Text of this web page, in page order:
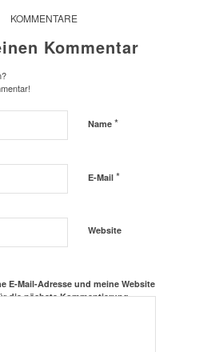
KOMMENTARE
Kommentar
Name *
E-Mail *
Website
E-Mail-Adresse und meine Website
die nächste Kommentierung